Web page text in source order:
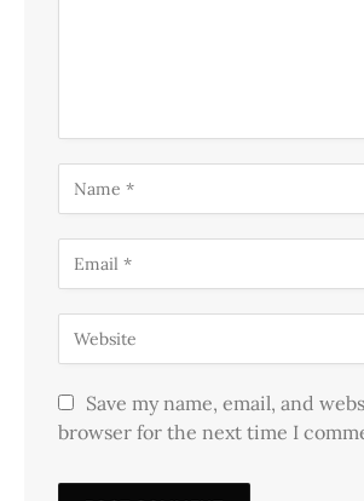
Save my name, email, and
browser for the next time I